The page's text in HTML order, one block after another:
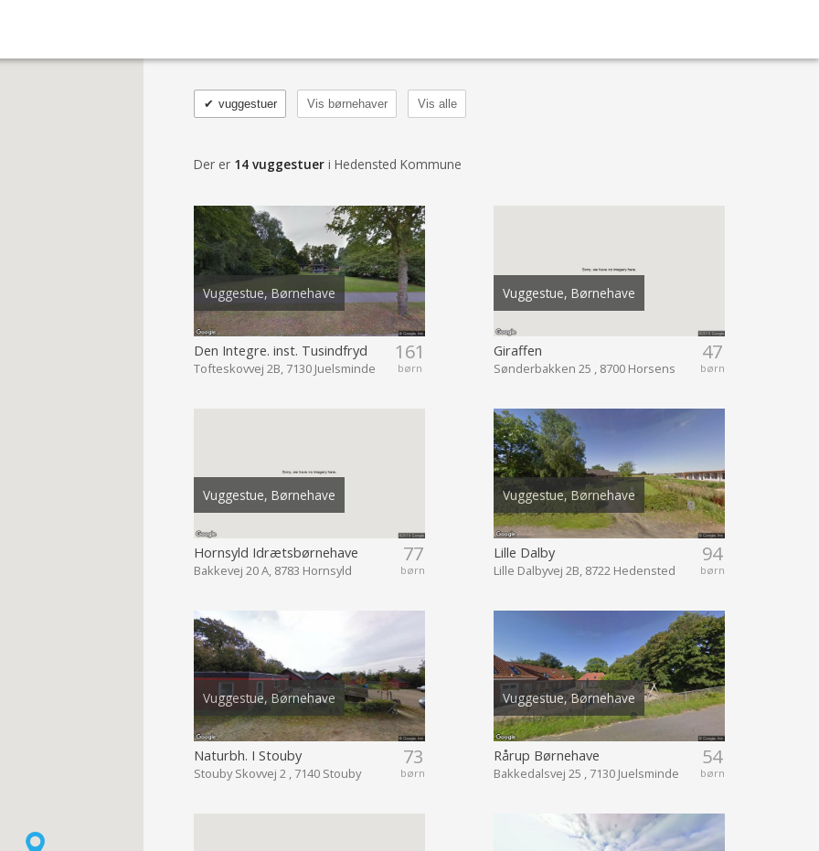
vuggestuer
✔ Vis børnehaver Vis alle
Der er 14 vuggestuer i Hedensted Kommune
Vuggestue, Børnehave
161
børn
Den Integre. inst. Tusindfryd
Tofteskovvej 2B, 7130 Juelsminde
Vuggestue, Børnehave
47
børn
Giraffen
Sønderbakken 25 , 8700 Horsens
Vuggestue, Børnehave
77
børn
Hornsyld Idrætsbørnehave
Bakkevej 20 A, 8783 Hornsyld
Vuggestue, Børnehave
94
børn
Lille Dalby
Lille Dalbyvej 2B, 8722 Hedensted
Vuggestue, Børnehave
73
børn
Naturbh. I Stouby
Stouby Skovvej 2 , 7140 Stouby
Vuggestue, Børnehave
54
børn
Rårup Børnehave
Bakkedalsvej 25 , 7130 Juelsminde